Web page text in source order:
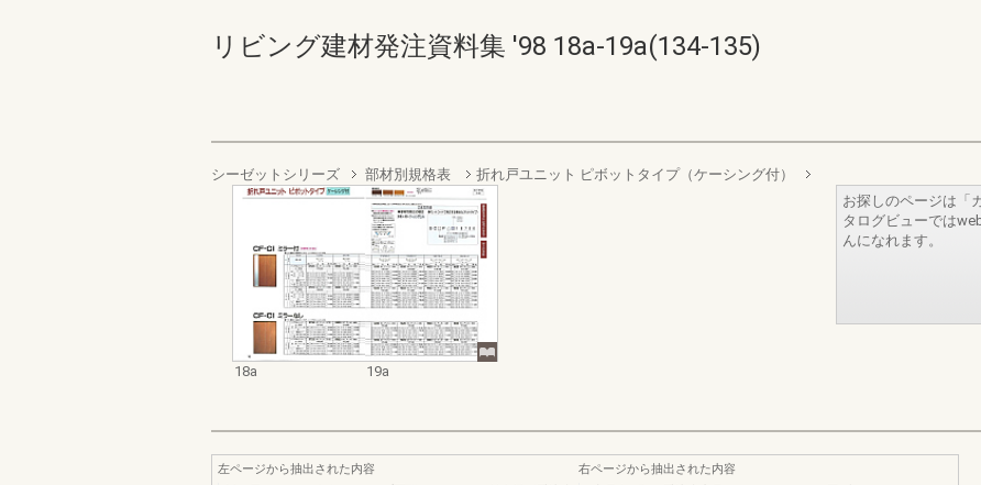
リビング建材発注資料集 '98 18a-19a(134-135)
シーゼットシリーズ 部材別規格表 折れ戸ユニット ピボットタイプ（ケーシング付）
18a 19a
お探しのページは「
タログビューでは
んになれます。
左ページから抽出された内容
右ページから抽出された内容